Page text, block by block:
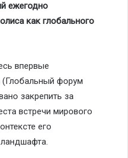
ежегодно
как глобального
впервые
(Глобальный форум
закрепить за
встречи мирового
его